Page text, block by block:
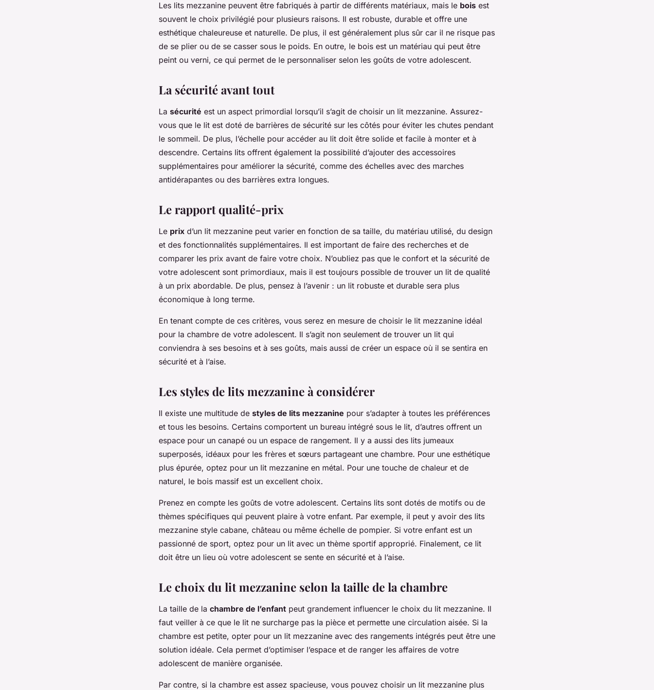
Les lits mezzanine peuvent être fabriqués à partir de différents matériaux, mais le bois est
souvent le choix privilégié pour plusieurs raisons. Il est robuste, durable et offre une
esthétique chaleureuse et naturelle. De plus, il est généralement plus sûr car il ne risque pas
de se plier ou de se casser sous le poids. En outre, le bois est un matériau qui peut être
peint ou verni, ce qui permet de le personnaliser selon les goûts de votre adolescent.
La sécurité avant tout
La sécurité est un aspect primordial lorsqu’il s’agit de choisir un lit mezzanine. Assurez-
vous que le lit est doté de barrières de sécurité sur les côtés pour éviter les chutes pendant
le sommeil. De plus, l’échelle pour accéder au lit doit être solide et facile à monter et à
descendre. Certains lits offrent également la possibilité d’ajouter des accessoires
supplémentaires pour améliorer la sécurité, comme des échelles avec des marches
antidérapantes ou des barrières extra longues.
Le rapport qualité-prix
Le prix d’un lit mezzanine peut varier en fonction de sa taille, du matériau utilisé, du design
et des fonctionnalités supplémentaires. Il est important de faire des recherches et de
comparer les prix avant de faire votre choix. N’oubliez pas que le confort et la sécurité de
votre adolescent sont primordiaux, mais il est toujours possible de trouver un lit de qualité
à un prix abordable. De plus, pensez à l’avenir : un lit robuste et durable sera plus
économique à long terme.
En tenant compte de ces critères, vous serez en mesure de choisir le lit mezzanine idéal
pour la chambre de votre adolescent. Il s’agit non seulement de trouver un lit qui
conviendra à ses besoins et à ses goûts, mais aussi de créer un espace où il se sentira en
sécurité et à l’aise.
Les styles de lits mezzanine à considérer
Il existe une multitude de styles de lits mezzanine pour s’adapter à toutes les préférences
et tous les besoins. Certains comportent un bureau intégré sous le lit, d’autres offrent un
espace pour un canapé ou un espace de rangement. Il y a aussi des lits jumeaux
superposés, idéaux pour les frères et sœurs partageant une chambre. Pour une esthétique
plus épurée, optez pour un lit mezzanine en métal. Pour une touche de chaleur et de
naturel, le bois massif est un excellent choix.
Prenez en compte les goûts de votre adolescent. Certains lits sont dotés de motifs ou de
thèmes spécifiques qui peuvent plaire à votre enfant. Par exemple, il peut y avoir des lits
mezzanine style cabane, château ou même échelle de pompier. Si votre enfant est un
passionné de sport, optez pour un lit avec un thème sportif approprié. Finalement, ce lit
doit être un lieu où votre adolescent se sente en sécurité et à l’aise.
Le choix du lit mezzanine selon la taille de la chambre
La taille de la chambre de l’enfant peut grandement influencer le choix du lit mezzanine. Il
faut veiller à ce que le lit ne surcharge pas la pièce et permette une circulation aisée. Si la
chambre est petite, opter pour un lit mezzanine avec des rangements intégrés peut être une
solution idéale. Cela permet d’optimiser l’espace et de ranger les affaires de votre
adolescent de manière organisée.
Par contre, si la chambre est assez spacieuse, vous pouvez choisir un lit mezzanine plus